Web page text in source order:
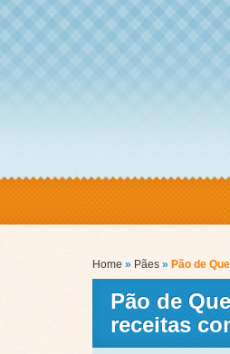
Home » Pães » Pão de
Pão de
receitas